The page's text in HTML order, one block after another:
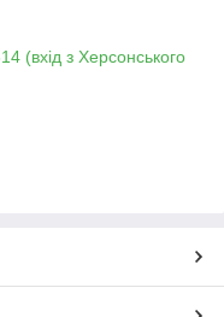
(вхід з Херсонського